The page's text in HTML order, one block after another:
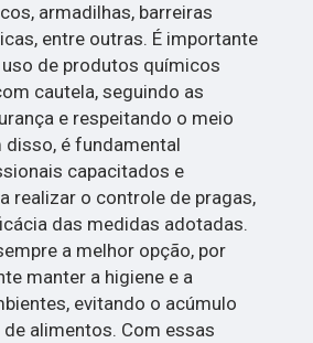
armadilhas, barreiras
entre outras. É importante
de produtos químicos
cautela, seguindo as
e respeitando o meio
disso, é fundamental
capacitados e
realizar o controle de pragas,
das medidas adotadas.
a melhor opção, por
manter a higiene e a
evitando o acúmulo
alimentos. Com essas